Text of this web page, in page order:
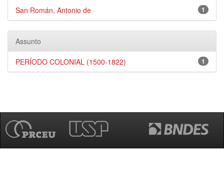
1
San Román, Antonio de
Assunto
1
PERÍODO COLONIAL (1500-1822)